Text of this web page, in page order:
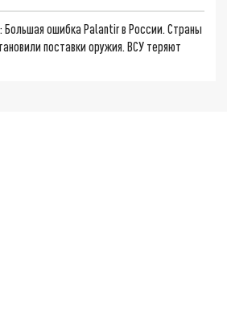
Большая ошибка Palantir в России. Страны
поставки оружия. ВСУ теряют